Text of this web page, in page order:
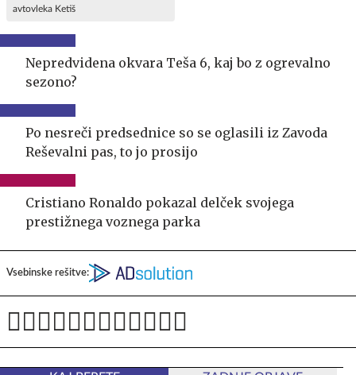
avtovleka Ketiš
Nepredvidena okvara Teša 6, kaj bo z ogrevalno
sezono?
Po nesreči predsednice so se oglasili iz Zavoda
Reševalni pas, to jo prosijo
Cristiano Ronaldo pokazal delček svojega
prestižnega voznega parka
Vsebinske rešitve: